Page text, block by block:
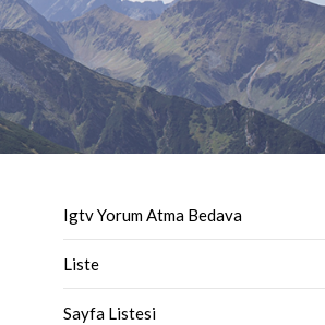
Igtv Yorum Atma Bedava
Liste
Sayfa Listesi